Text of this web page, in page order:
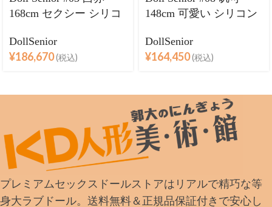
168cm セクシー シリコ
ラブドール良乳
DollSenior
¥186,670(税込)
148cm 可愛い シリコン
ブドール良乳
DollSenior
¥164,450(税込)
プレミアムセックスドールストアはリアルで精巧な等
身大ラブドール。送料無料＆正規品保証付きで安心し